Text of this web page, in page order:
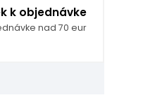
k objednávke
nad 70 eur